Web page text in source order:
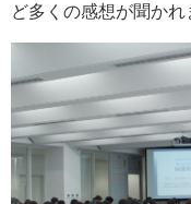
ど多くの感想が聞かれ